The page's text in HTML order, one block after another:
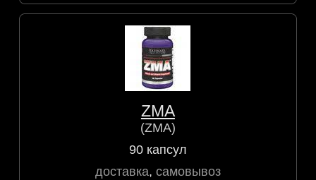
ZMA
(ZMA)
90 капсул
доставка, самовывоз